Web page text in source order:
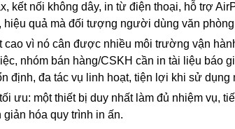
kết nối không dây, in từ điện thoại, hỗ trợ
quả mà đối tượng người dùng văn
vì nó cân được nhiều môi trường vận
nhóm bán hàng/CSKH cần in tài liệu báo
định, đa tác vụ linh hoạt, tiện lợi khi sử dụng
ưu: một thiết bị duy nhất làm đủ nhiệm vụ,
hóa quy trình in ấn.